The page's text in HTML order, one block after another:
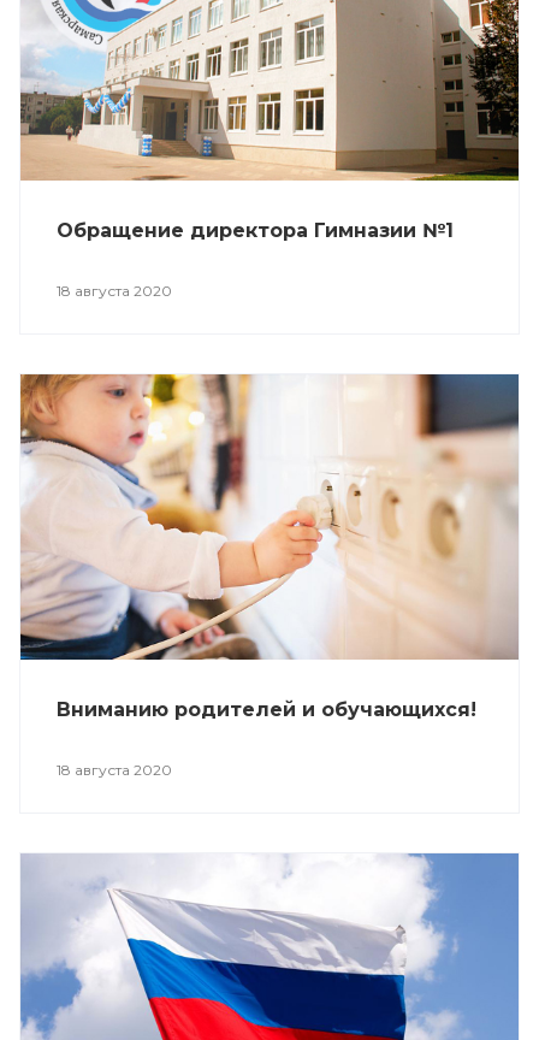
Обращение директора Гимназии №1
18 августа 2020
Вниманию родителей и обучающихся!
18 августа 2020